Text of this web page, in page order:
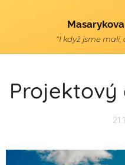
"I když jsme malí,
Projektový